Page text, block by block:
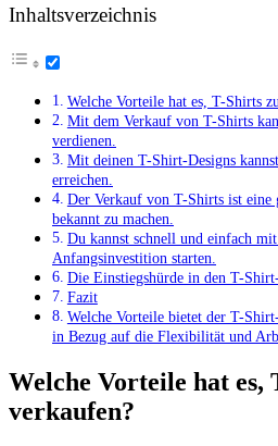
Inhaltsverzeichnis
Welche Vorteile hat es, T-Shirts
Mit dem Verkauf von T-Shirts
verdienen.
Mit deinen T-Shirt-Designs
erreichen.
Der Verkauf von T-Shirts ist
bekannt zu machen.
Du kannst schnell und einfach
Anfangsinvestition starten.
Die Einstiegshürde in den T-
Fazit
Welche Vorteile bietet der T-
in ‍Bezug auf die⁢ Flexibilität und
Welche Vorteile hat es,
verkaufen?